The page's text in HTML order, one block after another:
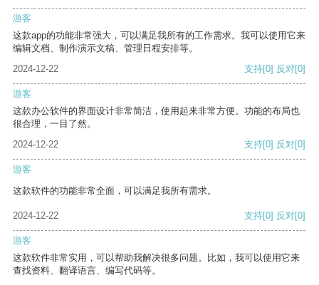
游客
这款app的功能非常强大，可以满足我所有的工作需求。我可以使用它来
编辑文档、制作演示文稿、管理日程安排等。
2024-12-22
支持[0] 反对[0]
游客
这款办公软件的界面设计非常简洁，使用起来非常方便。功能的布局也
很合理，一目了然。
2024-12-22
支持[0] 反对[0]
游客
这款软件的功能非常全面，可以满足我所有需求。
2024-12-22 支持[0] 反对[0]
游客
这款软件非常实用，可以帮助我解决很多问题。比如，我可以使用它来
查找资料、翻译语言、编写代码等。